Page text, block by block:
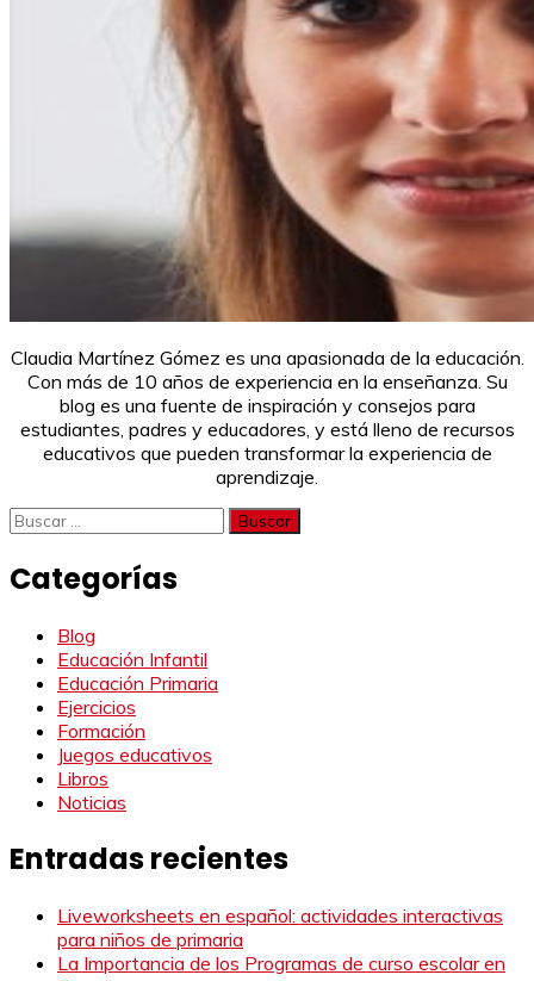
Claudia Martínez Gómez es una apasionada de la educación.
Con más de 10 años de experiencia en la enseñanza. Su
blog es una fuente de inspiración y consejos para
estudiantes, padres y educadores, y está lleno de recursos
educativos que pueden transformar la experiencia de
aprendizaje.
Buscar:
Categorías
Blog
Educación Infantil
Educación Primaria
Ejercicios
Formación
Juegos educativos
Libros
Noticias
Entradas recientes
Liveworksheets en español: actividades interactivas
para niños de primaria
La Importancia de los Programas de curso escolar en